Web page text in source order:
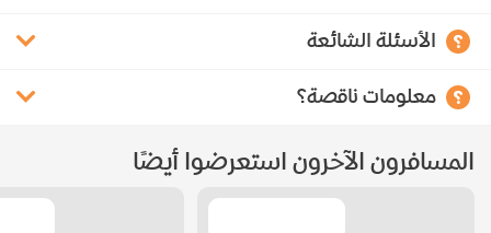
الأسئلة الشائعة
معلومات ناقصة؟
المسافرون الآخرون استعرضوا أيضًا